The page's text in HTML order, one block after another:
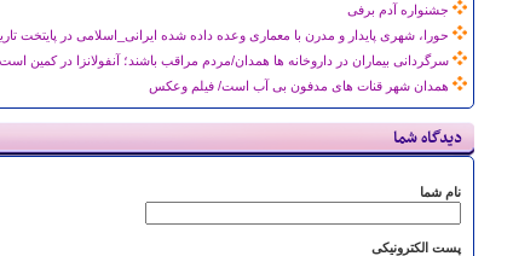
جشنواره آدم برفی
حورا، شهری پایدار و مدرن با معماری وعده داده شده ایرانی_اسلامی در پایتخت
سرگردانی بیماران در داروخانه ها همدان/مردم مراقب باشند؛ آنفولانزا در کمین است
همدان شهر قنات های مدفون بی آب است/ فیلم وعکس
دیدگاه شما
نام شما
پست الکترونیکی